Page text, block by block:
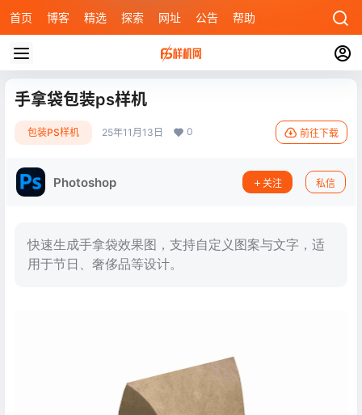
首页 博客 精选 探索 网址 公告 帮助
手拿袋包装ps样机
包装PS样机 25年11月13日 0 前往下载
Photoshop 关注 私信
快速生成手拿袋效果图，支持自定义图案与文字，适
用于节日、奢侈品等设计。